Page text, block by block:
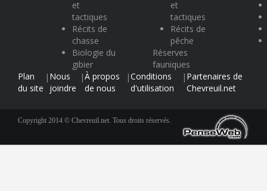
et
tactiques
Récits de
chasse
Biologie du
gibier
et
tactiques
Récits de
pêche
Réserves
fauniques
Plan
du site
| Nous
joindre
|À propos
de nous
|Conditions
d'utilisation
| Partenaires de
Chevreuil.net
Copyright 2014 © Chevreuil.net. Tous droits réservés.